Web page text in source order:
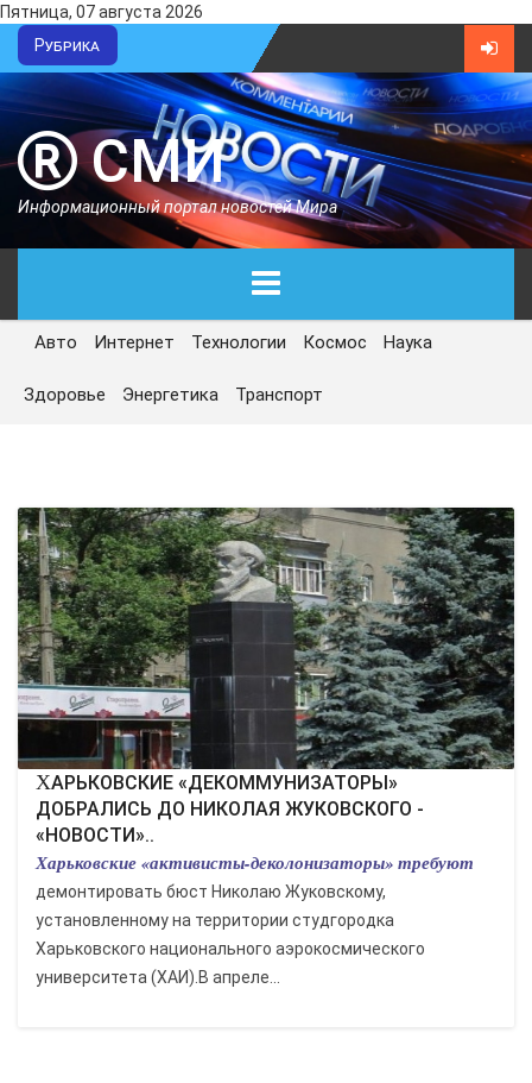
Пятница, 07 августа 2026
Рубрика
СМИ
Информационный портал новостей Мира
ГЛАВНАЯ
СЕГОДНЯ
ЭКОНОМИКА
КУЛЬТУРА
СПОРТ
ВОЕННЫЕ ДЕЙСТВИЯ
ПРОИСШЕСТВИЯ
Авто Интернет Технологии Космос Наука
Здоровье Энергетика Транспорт
ХАРЬКОВСКИЕ «ДЕКОММУНИЗАТОРЫ»
ДОБРАЛИСЬ ДО НИКОЛАЯ ЖУКОВСКОГО -
«НОВОСТИ»..
Харьковские «активисты-деколонизаторы» требуют
демонтировать бюст Николаю Жуковскому,
установленному на территории студгородка
Харьковского национального аэрокосмического
университета (ХАИ).В апреле...